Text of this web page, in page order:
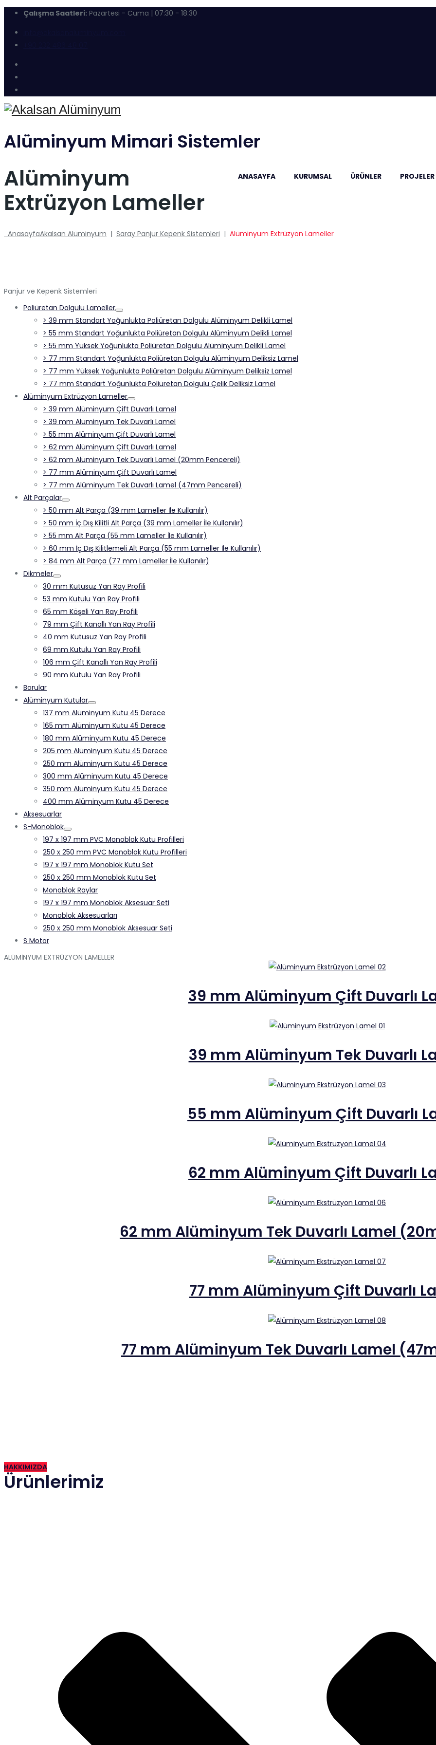
Çalışma Saatleri: Pazartesi - Cuma | 07:30 - 18:30
Alüminyum Mimari Sistemler
ANASAYFA KURUMSAL ÜRÜNLER PROJELER
Alüminyum
Extrüzyon Lameller
AnasayfaAkalsan Alüminyum | Saray Panjur Kepenk Sistemleri | Alüminyum Extrüzyon Lameller
Panjur ve Kepenk Sistemleri
Poliüretan Dolgulu Lameller
> 39 mm Standart Yoğunlukta Poliüretan Dolgulu Alüminyum Delikli Lamel
> 55 mm Standart Yoğunlukta Poliüretan Dolgulu Alüminyum Delikli Lamel
> 55 mm Yüksek Yoğunlukta Poliüretan Dolgulu Alüminyum Delikli Lamel
> 77 mm Standart Yoğunlukta Poliüretan Dolgulu Alüminyum Deliksiz Lamel
> 77 mm Yüksek Yoğunlukta Poliüretan Dolgulu Alüminyum Deliksiz Lamel
> 77 mm Standart Yoğunlukta Poliüretan Dolgulu Çelik Deliksiz Lamel
Alüminyum Extrüzyon Lameller
> 39 mm Alüminyum Çift Duvarlı Lamel
> 39 mm Alüminyum Tek Duvarlı Lamel
> 55 mm Alüminyum Çift Duvarlı Lamel
> 62 mm Alüminyum Çift Duvarlı Lamel
> 62 mm Alüminyum Tek Duvarlı Lamel (20mm Pencereli)
> 77 mm Alüminyum Çift Duvarlı Lamel
> 77 mm Alüminyum Tek Duvarlı Lamel (47mm Pencereli)
Alt Parçalar
> 50 mm Alt Parça (39 mm Lameller İle Kullanılır)
> 50 mm İç Dış Kilitli Alt Parça (39 mm Lameller İle Kullanılır)
> 55 mm Alt Parça (55 mm Lameller İle Kullanılır)
> 60 mm İç Dış Kilitlemeli Alt Parça (55 mm Lameller İle Kullanılır)
> 84 mm Alt Parça (77 mm Lameller İle Kullanılır)
Dikmeler
30 mm Kutusuz Yan Ray Profili
53 mm Kutulu Yan Ray Profili
65 mm Köşeli Yan Ray Profili
79 mm Çift Kanallı Yan Ray Profili
40 mm Kutusuz Yan Ray Profili
69 mm Kutulu Yan Ray Profili
106 mm Çift Kanallı Yan Ray Profili
90 mm Kutulu Yan Ray Profili
Borular
Alüminyum Kutular
137 mm Alüminyum Kutu 45 Derece
165 mm Alüminyum Kutu 45 Derece
180 mm Alüminyum Kutu 45 Derece
205 mm Alüminyum Kutu 45 Derece
250 mm Alüminyum Kutu 45 Derece
300 mm Alüminyum Kutu 45 Derece
350 mm Alüminyum Kutu 45 Derece
400 mm Alüminyum Kutu 45 Derece
Aksesuarlar
S-Monoblok
197 x 197 mm PVC Monoblok Kutu Profilleri
250 x 250 mm PVC Monoblok Kutu Profilleri
197 x 197 mm Monoblok Kutu Set
250 x 250 mm Monoblok Kutu Set
Monoblok Raylar
197 x 197 mm Monoblok Aksesuar Seti
Monoblok Aksesuarları
250 x 250 mm Monoblok Aksesuar Seti
S Motor
ALÜMİNYUM EXTRÜZYON LAMELLER
39 mm Alüminyum Çift Duvarlı
39 mm Alüminyum Tek Duvarlı
55 mm Alüminyum Çift Duvarlı
62 mm Alüminyum Çift Duvarlı
62 mm Alüminyum Tek Duvarlı Lamel
77 mm Alüminyum Çift Duvarlı
77 mm Alüminyum Tek Duvarlı Lamel
HAKKIMIZDA
Ürünlerimiz